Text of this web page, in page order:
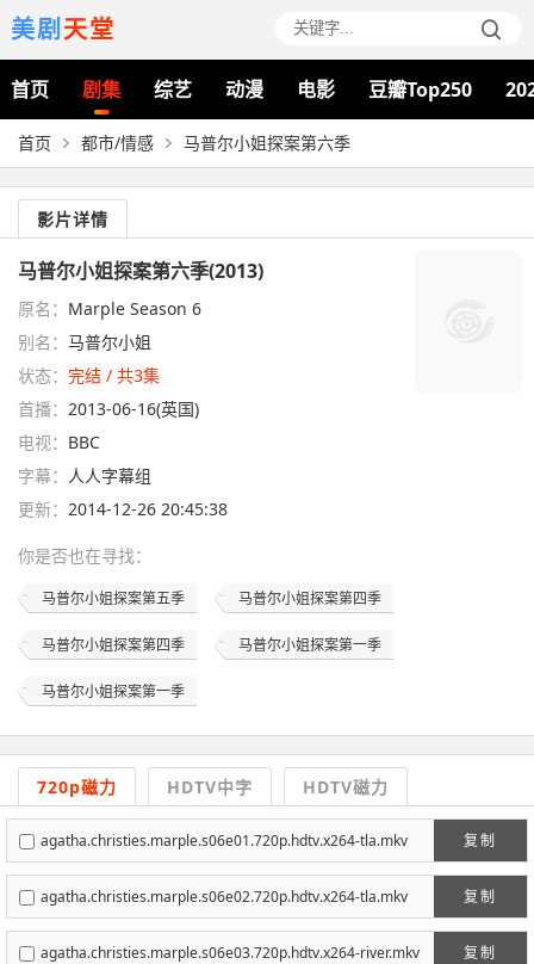
美剧天堂
首页 剧集 综艺 动漫 电影 豆瓣Top250
首页 都市/情感 马普尔小姐探案第六季
影片详情
马普尔小姐探案第六季(2013)
原名： Marple Season 6
别名： 马普尔小姐
状态： 完结 / 共3集
首播： 2013-06-16(英国)
电视： BBC
字幕： 人人字幕组
更新： 2014-12-26 20:45:38
你是否也在寻找：
马普尔小姐探案第五季 马普尔小姐探案第四季
马普尔小姐探案第四季 马普尔小姐探案第一季
马普尔小姐探案第一季
720p磁力 HDTV中字 HDTV磁力
复制
agatha.christies.marple.s06e01.720p.hdtv.x264-tla.mkv
复制
agatha.christies.marple.s06e02.720p.hdtv.x264-tla.mkv
复制
agatha.christies.marple.s06e03.720p.hdtv.x264-river.mkv